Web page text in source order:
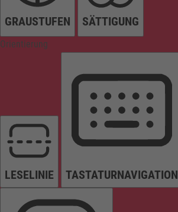
GRAUSTUFEN SÄTTIGUNG
Orientierung
LESELINIE TASTATURNAVIGATION